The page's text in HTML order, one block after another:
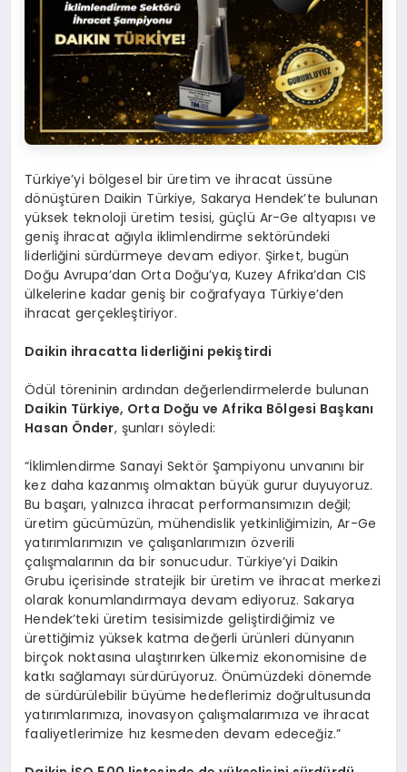
Türkiye’yi bölgesel bir üretim ve ihracat üssüne
dönüştüren Daikin Türkiye, Sakarya Hendek’te bulunan
yüksek teknoloji üretim tesisi, güçlü Ar-Ge altyapısı ve
geniş ihracat ağıyla iklimlendirme sektöründeki
liderliğini sürdürmeye devam ediyor. Şirket, bugün
Doğu Avrupa’dan Orta Doğu’ya, Kuzey Afrika’dan CIS
ülkelerine kadar geniş bir coğrafyaya Türkiye’den
ihracat gerçekleştiriyor.
Daikin ihracatta liderliğini pekiştirdi
Ödül töreninin ardından değerlendirmelerde bulunan
Daikin Türkiye, Orta Doğu ve Afrika Bölgesi Başkanı
Hasan Önder, şunları söyledi:
“İklimlendirme Sanayi Sektör Şampiyonu unvanını bir
kez daha kazanmış olmaktan büyük gurur duyuyoruz.
Bu başarı, yalnızca ihracat performansımızın değil;
üretim gücümüzün, mühendislik yetkinliğimizin, Ar-Ge
yatırımlarımızın ve çalışanlarımızın özverili
çalışmalarının da bir sonucudur. Türkiye’yi Daikin
Grubu içerisinde stratejik bir üretim ve ihracat merkezi
olarak konumlandırmaya devam ediyoruz. Sakarya
Hendek’teki üretim tesisimizde geliştirdiğimiz ve
ürettiğimiz yüksek katma değerli ürünleri dünyanın
birçok noktasına ulaştırırken ülkemiz ekonomisine de
katkı sağlamayı sürdürüyoruz. Önümüzdeki dönemde
de sürdürülebilir büyüme hedeflerimiz doğrultusunda
yatırımlarımıza, inovasyon çalışmalarımıza ve ihracat
faaliyetlerimize hız kesmeden devam edeceğiz.”